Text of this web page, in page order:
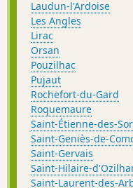
Laudun-l'Ardoise
Les Angles
Lirac
Orsan
Pouzilhac
Pujaut
Rochefort-du-Gard
Roquemaure
Saint-Étienne-des-
Saint-Geniès-de-
Saint-Gervais
Saint-Hilaire-
Saint-Laurent-des-